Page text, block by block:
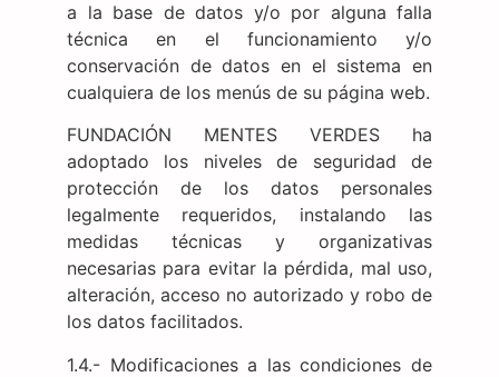
a la base de datos y/o por alguna falla
técnica en el funcionamiento y/o
conservación de datos en el sistema en
cualquiera de los menús de su página web.
FUNDACIÓN MENTES VERDES ha
adoptado los niveles de seguridad de
protección de los datos personales
legalmente requeridos, instalando las
medidas técnicas y organizativas
necesarias para evitar la pérdida, mal uso,
alteración, acceso no autorizado y robo de
los datos facilitados.
1.4.- Modificaciones a las condiciones de